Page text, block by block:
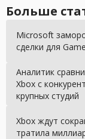
Больше
Microsoft
сделки для
Аналитик
Xbox с
крупных студий
Xbox ждут
тратила